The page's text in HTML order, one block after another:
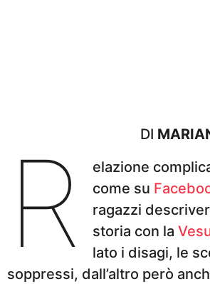
DI
R
elazione
come su
ragazzi
storia con la
lato i disagi, le
soppressi, dall’altro però